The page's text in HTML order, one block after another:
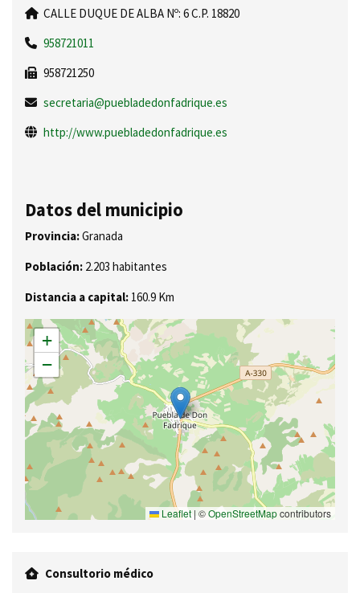
CALLE DUQUE DE ALBA Nº: 6 C.P. 18820
958721011
958721250
secretaria@puebladedonfadrique.es
http://www.puebladedonfadrique.es
Datos del municipio
Provincia:Granada
Población: 2.203 habitantes
Distancia a capital: 160.9 Km
+
−
Leaflet | ©OpenStreetMapcontributors
Consultorio médico